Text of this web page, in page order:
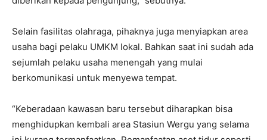
Selain fasilitas olahraga, pihaknya juga menyiapkan area
usaha bagi pelaku UMKM lokal. Bahkan saat ini sudah ada
sejumlah pelaku usaha menengah yang mulai
berkomunikasi untuk menyewa tempat.
“Keberadaan kawasan baru tersebut diharapkan bisa
menghidupkan kembali area Stasiun Wergu yang selama